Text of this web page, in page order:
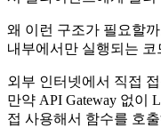
왜 이런 구조가 필요할
내부에서만 실행되는 코
외부 인터넷에서 직접
만약 API Gateway 없이
접 사용해서 함수를 호